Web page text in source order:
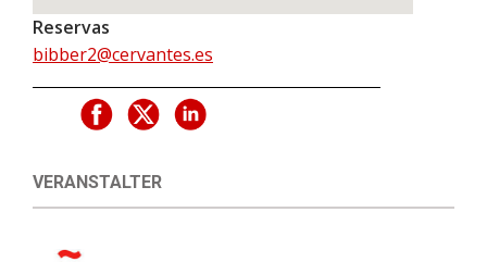
Reservas
bibber2@cervantes.es
VERANSTALTER